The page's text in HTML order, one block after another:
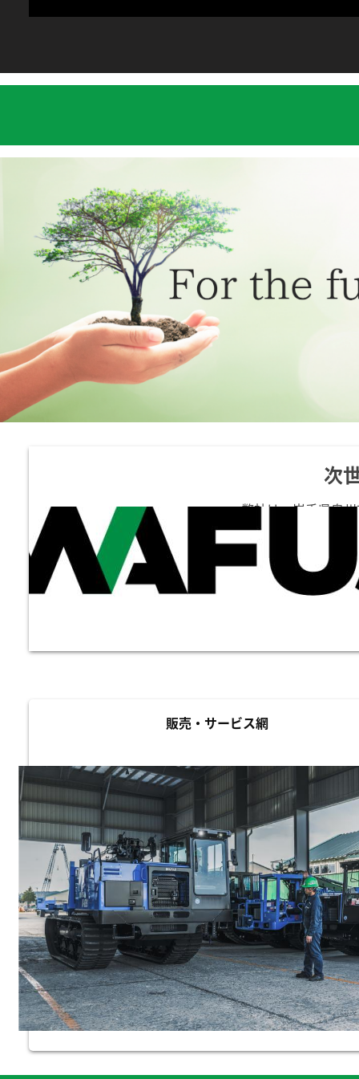
次
弊社は、岩手県奥
配置しております
ステムのご提案と
販売・サービス網